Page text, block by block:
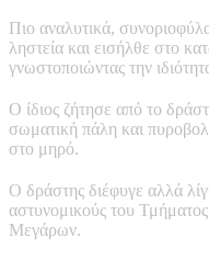
Πιο αναλυτικά,
ληστεία και εισήλθε στο
γνωστοποιώντας την
Ο ίδιος ζήτησε από το
σωματική πάλη και
στο μηρό.
Ο δράστης διέφυγε αλλά
αστυνομικούς του
Μεγάρων.